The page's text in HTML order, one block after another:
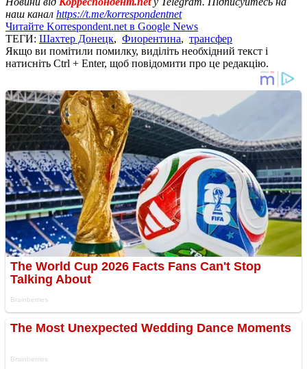
наш канал https://t.me/korrespondentnet
Читайте Korrespondent.net в Google News
ТЕГИ: Шахтер Донецк, Фиорентина, трансфер
Якщо ви помітили помилку, виділіть необхідний текст і
натисніть Ctrl + Enter, щоб повідомити про це редакцію.